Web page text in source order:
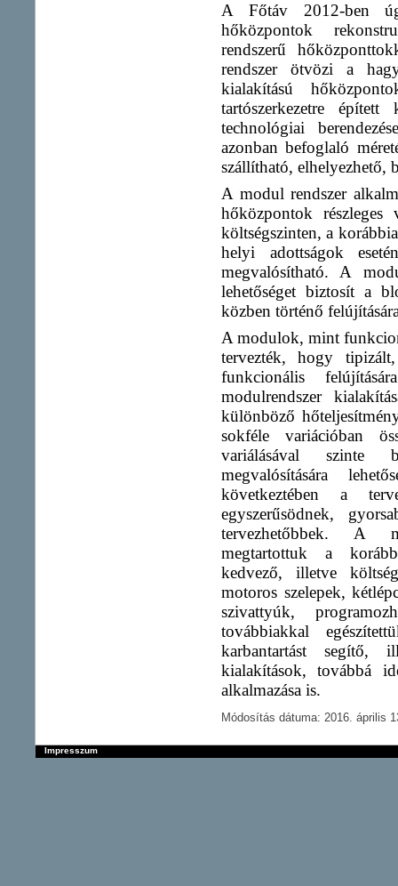
A Főtáv 2012-ben
hőközpontok
rendszerű
rendszer ötvözi a
kialakítású
tartószerkezetre
technológiai
azonban befoglaló
szállítható, elhelyezhető,
A modul rendszer
hőközpontok
költségszinten, a
helyi adottságok
megvalósítható. A
lehetőséget biztosít a
közben történő
A modulok, mint
tervezték, hogy
funkcionális
modulrendszer
különböző
sokféle variációban
variálásával szinte
megvalósítására
következtében a
egyszerűsödnek,
tervezhetőbbek. A
megtartottuk a
kedvező, illetve
motoros szelepek,
szivattyúk,
továbbiakkal
karbantartást segítő,
kialakítások, továbbá
alkalmazása is.
Módosítás dátuma: 2016. április
Impresszum